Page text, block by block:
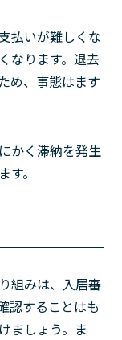
払いが難しくな
なります。退去
め、事態はます
かく滞納を発生
。
組みは、入居審
認することはも
ましょう。ま